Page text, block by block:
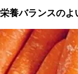
栄養バランスのよ